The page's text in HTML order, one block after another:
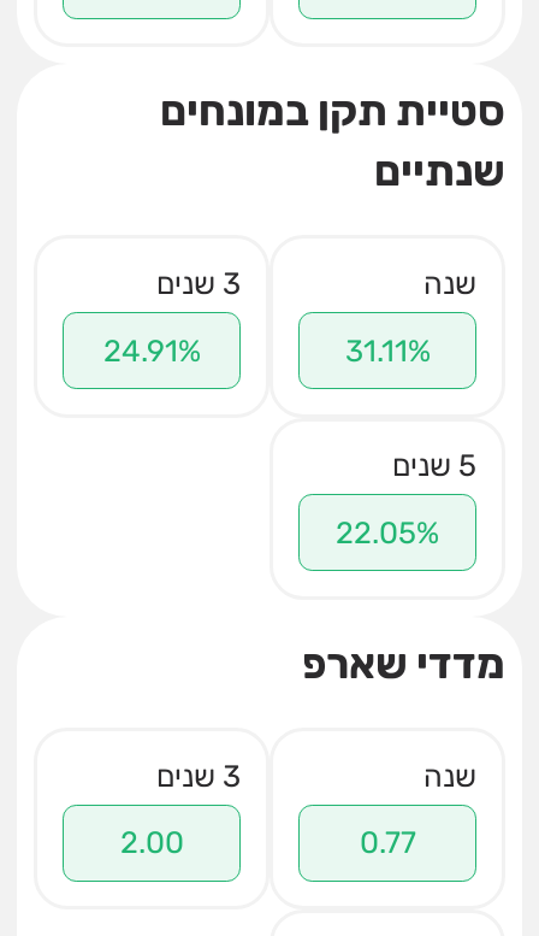
סטיית תקן במונחים
שנתיים
שנה
31.11%
3 שנים
24.91%
5 שנים
22.05%
מדדי שארפ
שנה
0.77
3 שנים
2.00